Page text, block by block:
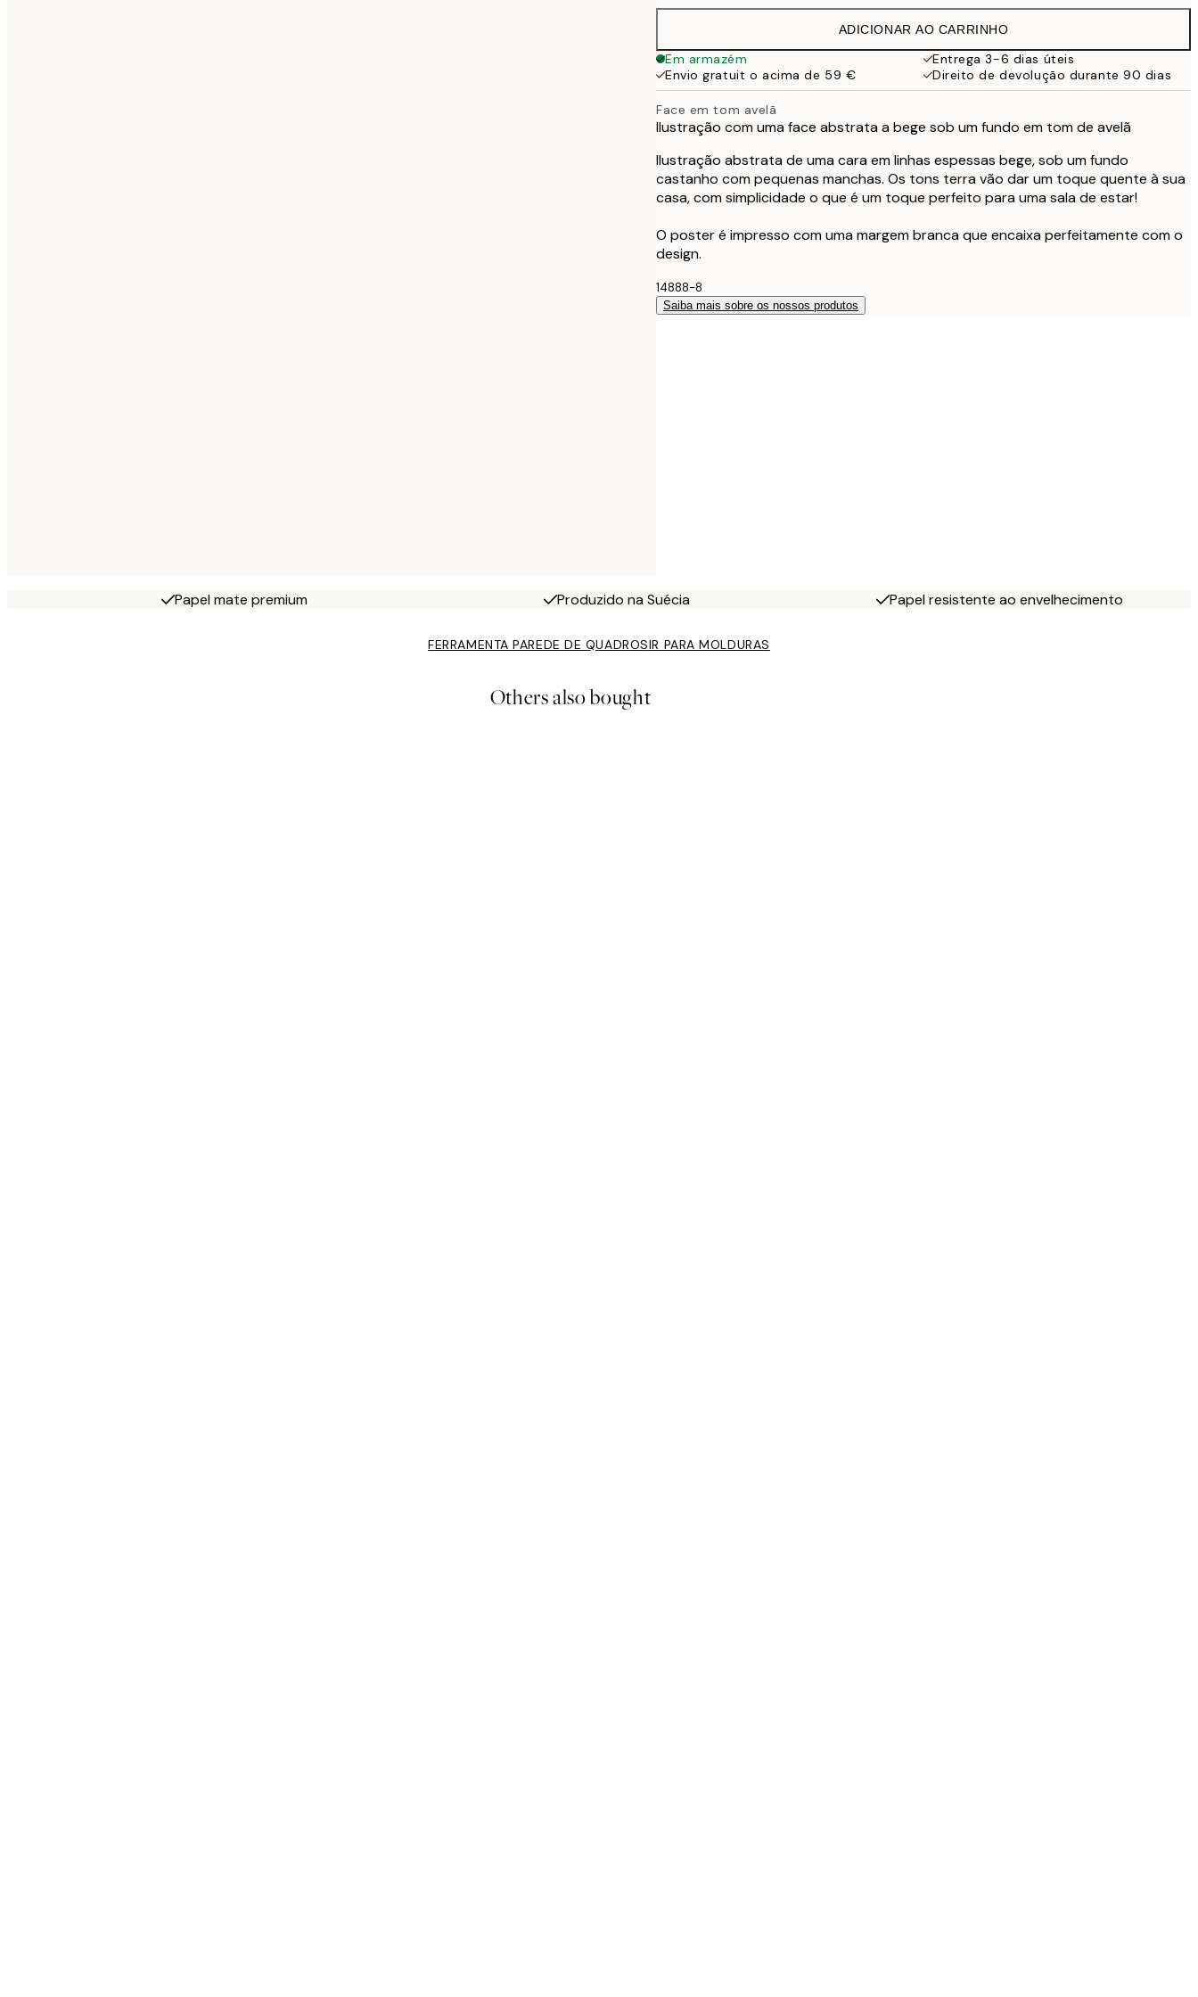
ADICIONAR AO CARRINHO
Em armazém
Entrega 3-6 dias úteis
Envio gratuit o acima de 59 €
Direito de devolução durante 90 dias
Face em tom avelã
Ilustração com uma face abstrata a bege sob um fundo em tom de avelã
Ilustração abstrata de uma cara em linhas espessas bege, sob um fundo
castanho com pequenas manchas. Os tons terra vão dar um toque quente à sua
casa, com simplicidade o que é um toque perfeito para uma sala de estar!
O poster é impresso com uma margem branca que encaixa perfeitamente com o
design.
14888-8
Saiba mais sobre os nossos produtos
Papel mate premium Produzido na Suécia Papel resistente ao envelhecimento
FERRAMENTA PAREDE DE QUADROSIR PARA MOLDURAS
Others also bought